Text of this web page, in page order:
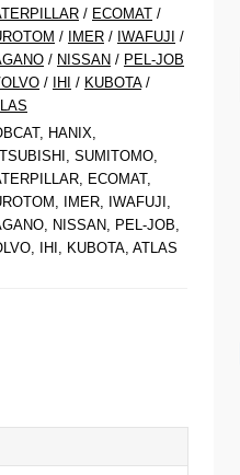
/ ECOMAT /
/ IMER / IWAFUJI /
/ NISSAN / PEL-JOB
/ IHI / KUBOTA/
HANIX,
SUMITOMO,
ECOMAT,
IMER, IWAFUJI,
NISSAN, PEL-JOB,
IHI, KUBOTA, ATLAS